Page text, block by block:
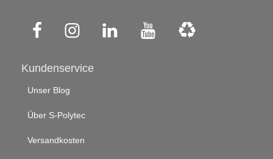
Kundenservice
Unser Blog
Über S-Polytec
Versandkosten